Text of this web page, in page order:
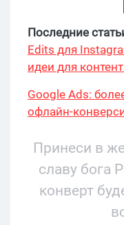
Последние
Edits для
идеи для
Google Ads:
офлайн-
Принеси в
славу бога
конверт